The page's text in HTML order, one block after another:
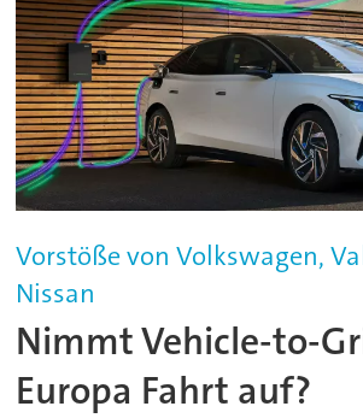
Vorstöße von Volkswagen,
Nissan
Nimmt Vehicle-to-
Europa Fahrt auf?